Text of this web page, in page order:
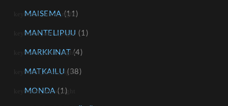
MAISEMA (11)
MANTELIPUU (1)
MARKKINAT (4)
MATKAILU (38)
MONDA (1)